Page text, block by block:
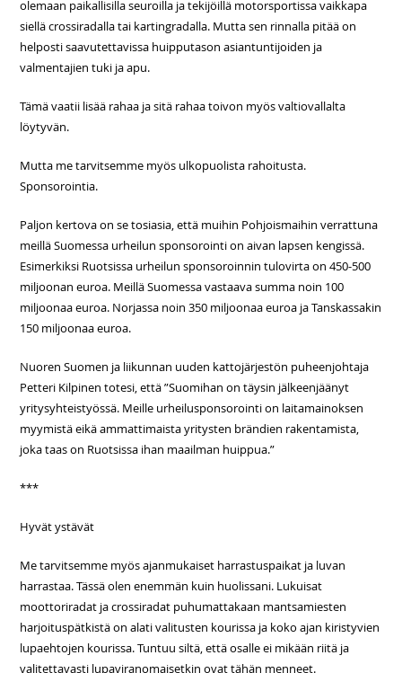
olemaan paikallisilla seuroilla ja tekijöillä motorsportissa vaikkapa
siellä crossiradalla tai kartingradalla. Mutta sen rinnalla pitää on
helposti saavutettavissa huipputason asiantuntijoiden ja
valmentajien tuki ja apu.
Tämä vaatii lisää rahaa ja sitä rahaa toivon myös valtiovallalta
löytyvän.
Mutta me tarvitsemme myös ulkopuolista rahoitusta.
Sponsorointia.
Paljon kertova on se tosiasia, että muihin Pohjoismaihin verrattuna
meillä Suomessa urheilun sponsorointi on aivan lapsen kengissä.
Esimerkiksi Ruotsissa urheilun sponsoroinnin tulovirta on 450-500
miljoonan euroa. Meillä Suomessa vastaava summa noin 100
miljoonaa euroa. Norjassa noin 350 miljoonaa euroa ja Tanskassakin
150 miljoonaa euroa.
Nuoren Suomen ja liikunnan uuden kattojärjestön puheenjohtaja
Petteri Kilpinen totesi, että ”Suomihan on täysin jälkeenjäänyt
yritysyhteistyössä. Meille urheilusponsorointi on laitamainoksen
myymistä eikä ammattimaista yritysten brändien rakentamista,
joka taas on Ruotsissa ihan maailman huippua.”
***
Hyvät ystävät
Me tarvitsemme myös ajanmukaiset harrastuspaikat ja luvan
harrastaa. Tässä olen enemmän kuin huolissani. Lukuisat
moottoriradat ja crossiradat puhumattakaan mantsamiesten
harjoituspätkistä on alati valitusten kourissa ja koko ajan kiristyvien
lupaehtojen kourissa. Tuntuu siltä, että osalle ei mikään riitä ja
valitettavasti lupaviranomaisetkin ovat tähän menneet.